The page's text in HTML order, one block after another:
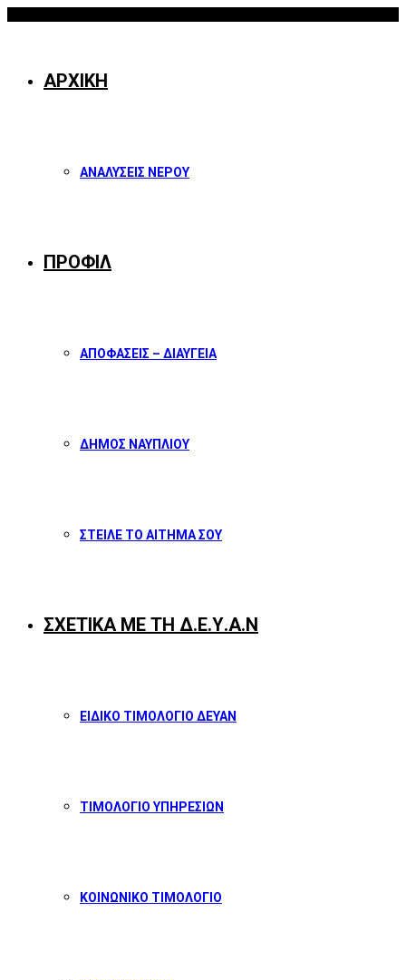
ΑΡΧΙΚΗ
ΑΝΑΛΥΣΕΙΣ ΝΕΡΟΥ
ΠΡΟΦΙΛ
ΑΠΟΦΑΣΕΙΣ – ΔΙΑΥΓΕΙΑ
ΔΗΜΟΣ ΝΑΥΠΛΙΟΥ
ΣΤΕΙΛΕ ΤΟ ΑΙΤΗΜΑ ΣΟΥ
ΣΧΕΤΙΚΑ ΜΕ ΤΗ Δ.Ε.Υ.Α.Ν
ΕΙΔΙΚΟ ΤΙΜΟΛΟΓΙΟ ΔΕΥΑΝ
ΤΙΜΟΛΟΓΙΟ ΥΠΗΡΕΣΙΩΝ
ΚΟΙΝΩΝΙΚΟ ΤΙΜΟΛΟΓΙΟ